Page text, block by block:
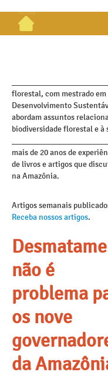
publicações
galeria
contato
florestal, com mestrado
Desenvolvimento
abordam assuntos
biodiversidade florestal e
mais de 20 anos de
de livros e artigos que
na Amazônia.
Artigos semanais
Receba nossos artigos.
não é
problema
os nove
da